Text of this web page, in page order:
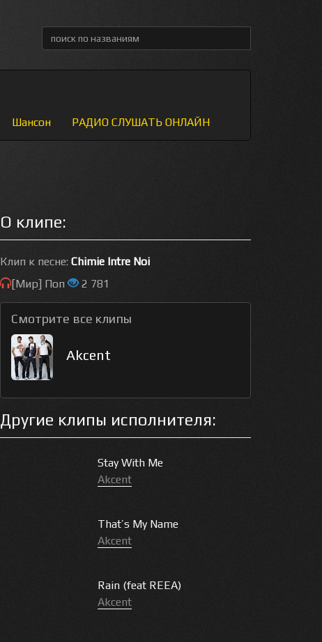
Шансон РАДИО СЛУШАТЬ ОНЛАЙН
О клипе:
Клип к песне: Chimie Intre Noi
[Мир] Поп
2 781
Смотрите все клипы
Akcent
Другие клипы исполнителя:
Stay With Me
Akcent
That’s My Name
Akcent
Rain (feat REEA)
Akcent